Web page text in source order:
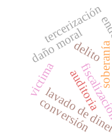
auditoria
soberanía
lavado de
delito
daño moral
tercerización
conversión
victima